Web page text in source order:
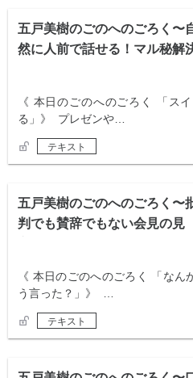
五戸美樹のごのへのごろく〜
然に人前で話せる！マル秘解
《 本日のごのへのごろく 「ス
る」》 プレゼンや…
テキスト
五戸美樹のごのへのごろく〜
判でも賛辞でもない会見の見
《 本日のごのへのごろく 「な
う言った？」》 …
テキスト